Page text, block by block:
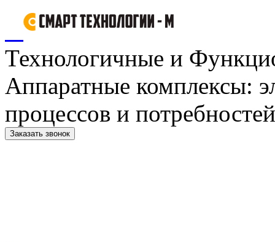
Технологичные и
Аппаратные комплексы:
процессов и
Заказать звонок